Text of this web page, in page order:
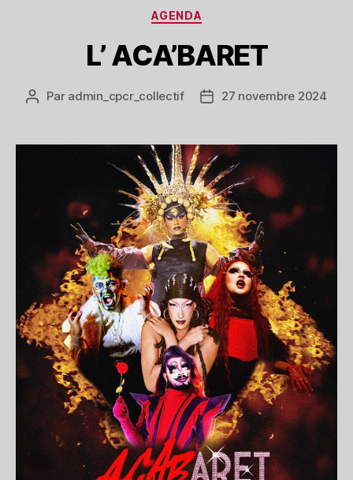
Catégories
AGENDA
L’ ACA’BARET
Auteur
Par admin_cpcr_collectif
Date27 novembre 2024